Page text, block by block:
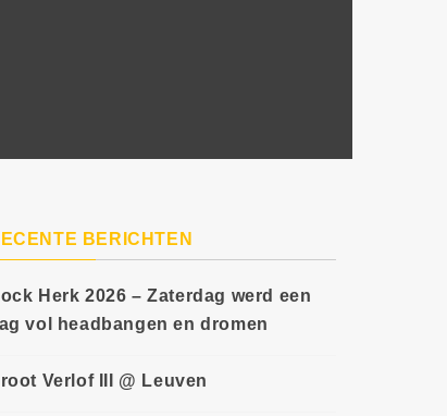
BERICHTEN
Herk 2026 – Zaterdag werd een
vol headbangen en dromen
Verlof III @ Leuven